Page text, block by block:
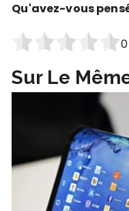
Qu'avez-vous
0
Sur Le